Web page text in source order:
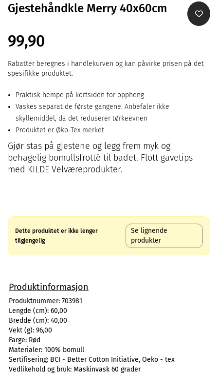
Gjestehåndkle Merry 40x60cm
99,90
Rabatter beregnes i handlekurven og kan påvirke prisen på det
spesifikke produktet.
Praktisk hempe på kortsiden for oppheng
Vaskes separat de første gangene. Anbefaler ikke
skyllemiddel, da det reduserer tørkeevnen
Produktet er Øko-Tex merket
Gjør stas på gjestene og legg frem myk og
behagelig bomullsfrotté til badet. Flott gavetips
med KILDE Velværeprodukter.
Dette produktet er ikke lenger
tilgjengelig
Se lignende
produkter
Produktinformasjon
Produktnummer: 703981
Lengde (cm): 60,00
Bredde (cm): 40,00
Vekt (g): 96,00
Farge: Rød
Materialer: 100% bomull
Sertifisering: BCI - Better Cotton Initiative, Oeko - tex
Vedlikehold og bruk: Maskinvask 60 grader